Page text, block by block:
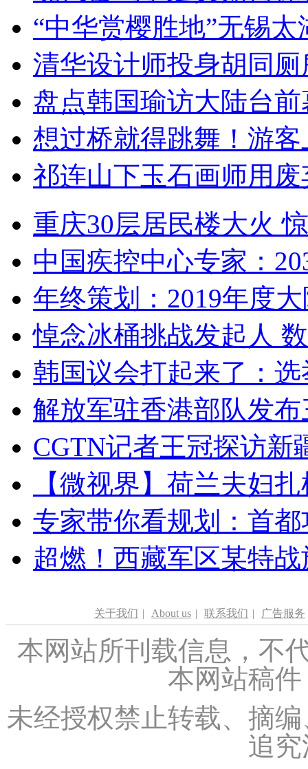
“中华赏樱胜地”无锡
清华设计师投身胡同
盘点韩国瑜访大陆台
想过桥就得跳舞！游客
祁连山下玉石画师用
重庆30层居民楼大火
中国疾控中心专家：
年终策划：2019年度
悼念冰桶挑战发起人
韩国议会打起来了：
解放军驻香港部队发
CGTN记者王冠探访新
【微视界】荷兰夫妇
专家带你看规划：首
超燃！西藏军区某特
关于我们 | About us | 联系我们 | 广告服务
本网站所刊载信息，不
本网站稿
未经授权禁止转载、摘
追